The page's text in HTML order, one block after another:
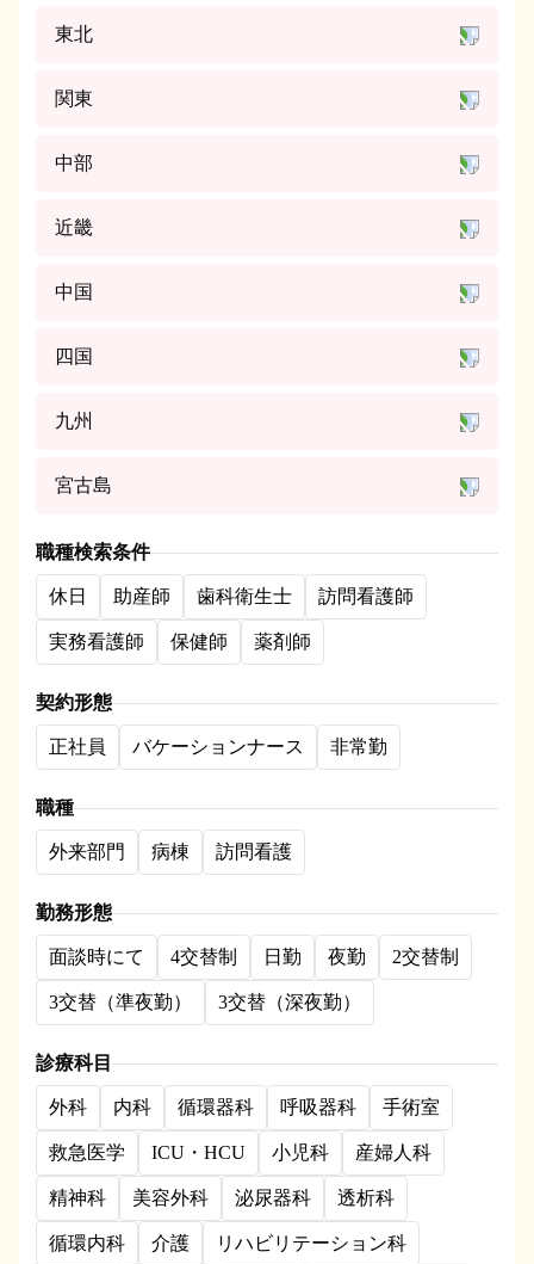
東北
関東
中部
近畿
中国
四国
九州
宮古島
職種検索条件
休日 助産師 歯科衛生士 訪問看護師
実務看護師 保健師 薬剤師
契約形態
正社員 バケーションナース 非常勤
職種
外来部門 病棟 訪問看護
勤務形態
面談時にて 4交替制 日勤 夜勤 2交替制
3交替（準夜勤） 3交替（深夜勤）
診療科目
外科 内科 循環器科 呼吸器科 手術室
救急医学 ICU・HCU 小児科 産婦人科
精神科 美容外科 泌尿器科 透析科
循環内科 介護 リハビリテーション科